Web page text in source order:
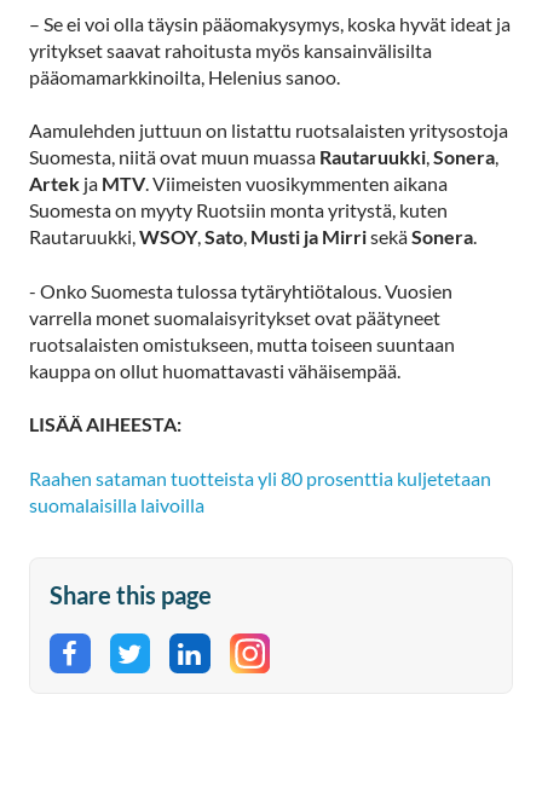
– Se ei voi olla täysin pääomakysymys, koska hyvät ideat ja
yritykset saavat rahoitusta myös kansainvälisilta
pääomamarkkinoilta, Helenius sanoo.
Aamulehden juttuun on listattu ruotsalaisten yritysostoja
Suomesta, niitä ovat muun muassa Rautaruukki,Sonera,
Artek ja MTV. Viimeisten vuosikymmenten aikana
Suomesta on myyty Ruotsiin monta yritystä, kuten
Rautaruukki,WSOY,Sato, Musti ja MirrisekäSonera.
- Onko Suomesta tulossa tytäryhtiötalous. Vuosien
varrella monet suomalaisyritykset ovat päätyneet
ruotsalaisten omistukseen, mutta toiseen suuntaan
kauppa on ollut huomattavasti vähäisempää.
LISÄÄ AIHEESTA:
Raahen sataman tuotteista yli 80 prosenttia kuljetetaan
suomalaisilla laivoilla
Share this page
Share on Facebook
Share on Twitter
Share on LinkedIn